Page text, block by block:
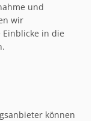
und
wir
in die
können